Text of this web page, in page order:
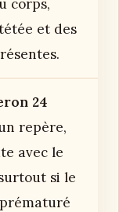
corps,
et des
24
repère,
avec le
si le